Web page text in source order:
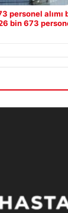
personel
bin 673